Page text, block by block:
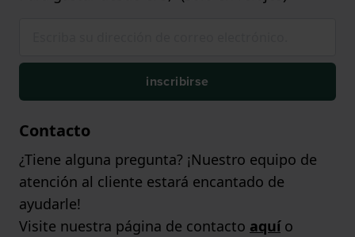
inscribirse
Contacto
¿Tiene alguna pregunta? ¡Nuestro equipo de
atención al cliente estará encantado de
ayudarle!
Visite nuestra página de contacto aquío